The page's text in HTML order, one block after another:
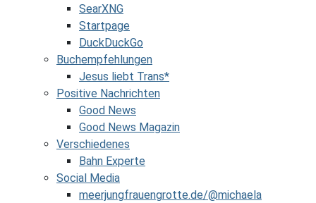
SearXNG
Startpage
DuckDuckGo
Buchempfehlungen
Jesus liebt Trans*
Positive Nachrichten
Good News
Good News Magazin
Verschiedenes
Bahn Experte
Social Media
meerjungfrauengrotte.de/@michaela